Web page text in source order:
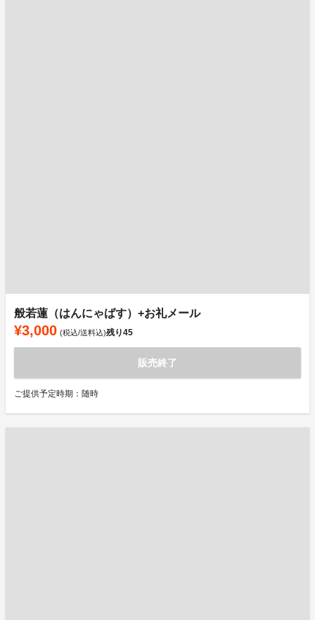
般若蓮（はんにゃばす）+お礼メール
¥3,000 (税込/送料込)残り45
販売終了
ご提供予定時期：随時